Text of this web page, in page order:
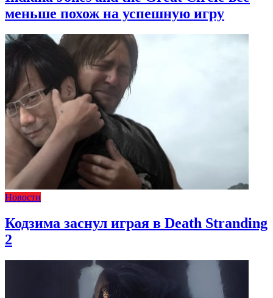
меньше похож на успешную игру
Новости
Кодзима заснул играя в Death Stranding
2